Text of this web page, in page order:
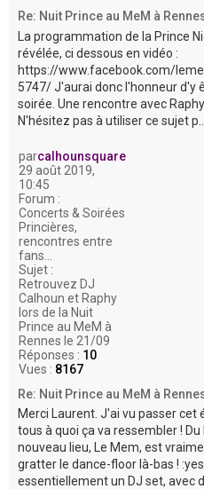
Re: Nuit Prince au MeM à
La programmation de la Prince
révélée, ci dessous en vidéo :
https://www.facebook.com/
5747/ J'aurai donc l'honneur d'y
soirée. Une rencontre avec
N'hésitez pas à utiliser ce sujet p...
parcalhounsquare
29 août 2019,
10:45
Forum :
Concerts & Soirées
Princières,
rencontres entre
fans...
Sujet :
Retrouvez DJ
Calhoun et Raphy
lors de la Nuit
Prince au MeM à
Rennes le 21/09
Réponses : 10
Vues : 8167
Re: Nuit Prince au MeM à
Merci Laurent. J'ai vu passer cet
tous à quoi ça va ressembler !
nouveau lieu, Le Mem, est
gratter le dance-floor là-bas !
essentiellement un DJ set, avec